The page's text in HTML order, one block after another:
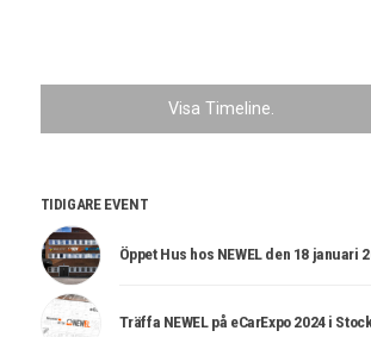
Visa Timeline.
TIDIGARE EVENT
Öppet Hus hos NEWEL den 18 januari
Träffa NEWEL på eCarExpo 2024 i